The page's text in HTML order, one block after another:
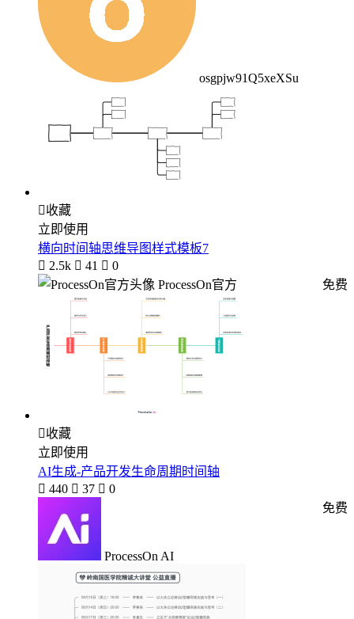
osgpjw91Q5xeXSu
收藏
立即使用
横向时间轴思维导图样式模板7
 2.5k  41  0
ProcessOn官方
免费
收藏
立即使用
AI生成-产品开发生命周期时间轴
 440  37  0
ProcessOn AI
免费